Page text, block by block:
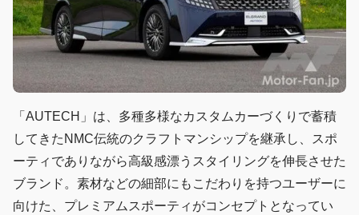
「AUTECH」は、多種多様なカスタムカーづくりで蓄積
してきたNMC伝統のクラフトマンシップを継承し、スポ
ーティでありながら高級感漂うスタイリングを伸⾧させた
ブランド。素材などの細部にもこだわりを持つユーザーに
向けた、プレミアムスポーティがコンセプトとなってい